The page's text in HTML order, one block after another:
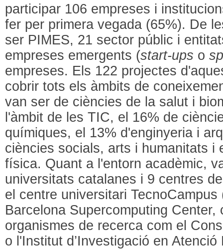
participar 106 empreses i
fer per primera vegada (65%). De
ser PIMES, 21 sector públic i
empreses emergents (start-ups o
empreses. Els 122 projectes
cobrir tots els àmbits de
van ser de ciències de la salut i
l'àmbit de les TIC, el 16% de
químiques, el 13% d'enginyeria i
ciències socials, arts i humanitats i
física. Quant a l'entorn acadèmic,
universitats catalanes i 9 centres
el centre universitari
Barcelona Supercomputing
organismes de recerca com el
o l'Institut d’Investigació en